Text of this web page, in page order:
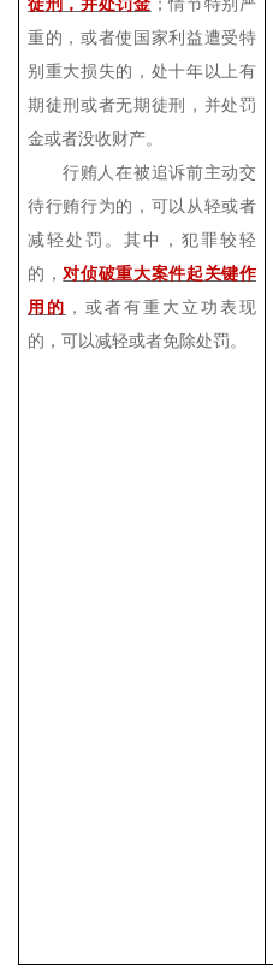
重的，或者使国家利益遭受特
别重大损失的，处十年以上有
期徒刑或者无期徒刑，并处罚
金或者没收财产。
行贿人在被追诉前主动交
待行贿行为的，可以从轻或者
减轻处罚。其中，犯罪较轻
的， 对侦破重大案件起关键作
用的 ，或者有重大立功表现
的，可以减轻或者免除处罚。